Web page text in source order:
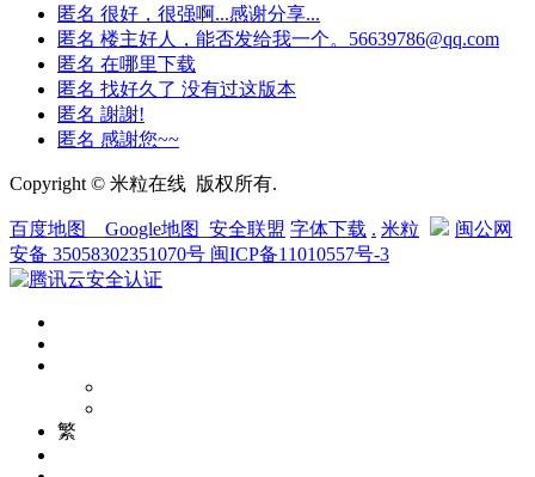
匿名 很好，很强啊...感谢分享...
匿名 楼主好人，能否发给我一个。56639786@qq.com
匿名 在哪里下载
匿名 找好久了 没有过这版本
匿名 謝謝!
匿名 感謝您~~
Copyright © 米粒在线 版权所有.
百度地图 Google地图 安全联盟 字体下载 . 米粒
闽公网
安备 35058302351070号 闽ICP备11010557号-3
繁